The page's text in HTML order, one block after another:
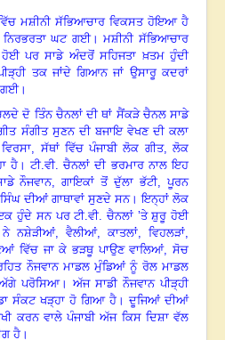
ਮਸ਼ੀਨੀ ਸੱਭਿਆਚਾਰ ਵਿਕਸਤ ਹੋਇਆ ਹੈ
ਘਟ ਗਈ। ਮਸ਼ੀਨੀ ਸੱਭਿਆਚਾਰ
ਪਰ ਸਾਡੇ ਅੰਦਰੋਂ ਸਹਿਜਤਾ ਖ਼ਤਮ ਹੁੰਦੀ
ਤਕ ਜਾਂਦੇ ਗਿਆਨ ਜਾਂ ਉਸਾਰੂ ਕਦਰਾਂ
ਗਈ।
ਦੋ ਤਿੰਨ ਚੈਨਲਾਂ ਦੀ ਥਾਂ ਸੈਂਕੜੇ ਚੈਨਲ ਸਾਡੇ
ਸੰਗੀਤ ਸੁਣਨ ਦੀ ਬਜਾਇ ਵੇਖਣ ਦੀ ਕਲਾ
, ਸੱਥਾਂ ਵਿੱਚ ਪੰਜਾਬੀ ਲੋਕ ਗੀਤ,ਲੋਕ
ਹੈ। ਟੀ.ਵੀ. ਚੈਨਲਾਂ ਦੀ ਭਰਮਾਰ ਨਾਲ ਇਹ
ਨੌਜਵਾਨ,ਗਾਇਕਾਂ ਤੋਂ ਦੁੱਲਾ ਭੱਟੀ,ਪੂਰਨ
ਦੀਆਂ ਗਾਥਾਵਾਂ ਸੁਣਦੇ ਸਨ। ਇਨ੍ਹਾਂ ਲੋਕ
ਹੁੰਦੇ ਸਨ ਪਰ ਟੀ.ਵੀ. ਚੈਨਲਾਂ ’ਤੇ ਸ਼ੁਰੂ ਹੋਈ
ਨਸ਼ੇੜੀਆਂ, ਵੈਲੀਆਂ, ਕਾਤਲਾਂ, ਵਿਹਲੜਾਂ,
ਵਿੱਚ ਜਾ ਕੇ ਭੜਥੂ ਪਾਉਣ ਵਾਲਿਆਂ,ਸੋਚ
ਨੌਜਵਾਨ ਮਾਡਲ ਮੁੰਡਿਆਂ ਨੂੰ ਰੋਲ ਮਾਡਲ
ਪਰੋਸਿਆ। ਅੱਜ ਸਾਡੀ ਨੌਜਵਾਨ ਪੀੜ੍ਹੀ
ਸੰਕਟ ਖੜ੍ਹਾ ਹੋ ਗਿਆ ਹੈ। ਦੂਜਿਆਂ ਦੀਆਂ
ਕਰਨ ਵਾਲੇ ਪੰਜਾਬੀ ਅੱਜ ਕਿਸ ਦਿਸ਼ਾ ਵੱਲ
ਹੈ।